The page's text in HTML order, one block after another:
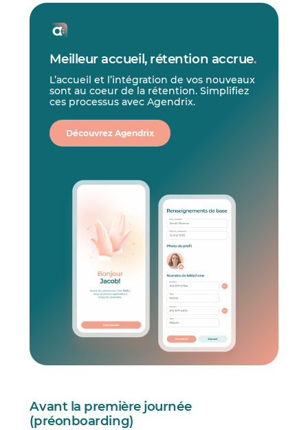
Meilleur accueil, rétention accrue.
L’accueil et l’intégration de vos nouveaux
sont au coeur de la rétention. Simplifiez
ces processus avec Agendrix.
Découvrez Agendrix
Avant la première journée
(préonboarding)